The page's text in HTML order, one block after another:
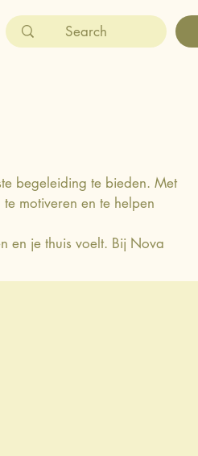
begeleiding te bieden. Met
motiveren en te helpen
en je thuis voelt. Bij Nova